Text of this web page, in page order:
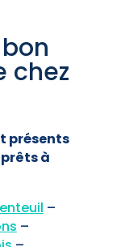
chez
présents
à
–
–